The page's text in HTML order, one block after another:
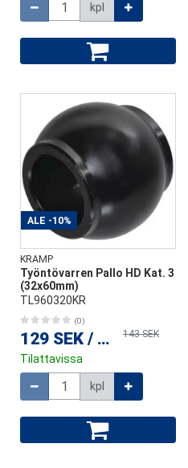
kpl
ALE -10%
KRAMP
Työntövarren Pallo HD Kat. 3
(32x60mm)
TL960320KR
(0)
129 SEK / kpl 143 SEK
Tilattavissa
kpl